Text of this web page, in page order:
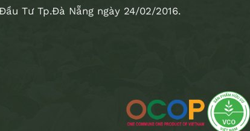
Tư Tp.Đà Nẵng ngày 24/02/2016.